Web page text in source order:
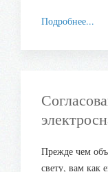
Подробнее...
Прежде чем
свету, вам как